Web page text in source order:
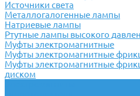
Источники света
Металлогалогенные лампы
Натриевые лампы
Ртутные лампы высокого
Муфты электромагнитные
Муфты электромагнитные
Муфты электромагнитные
диском